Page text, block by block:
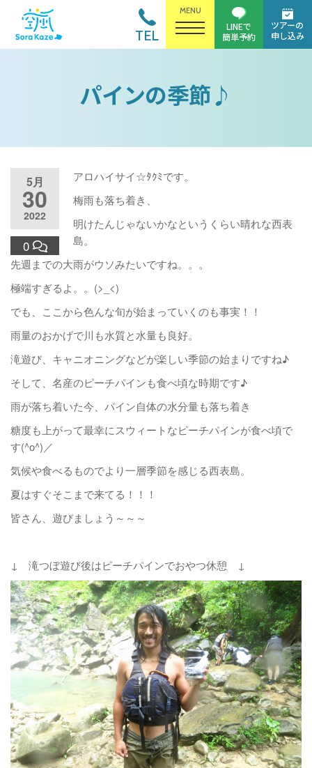
MENU
TEL
ツアーの
申し込み
LINEで
簡単予約
パインの季節♪
5月
30
2022
0
アロハイサイ☆ﾀｸﾐです。
梅雨も落ち着き、
明けたんじゃないかなというくらい晴れな西表
島。
先週までの大雨がウソみたいですね。。。
極端すぎるよ。。(>_<)
でも、ここから色んな旬が始まっていくのも事実！！
雨量のおかげで川も水質と水量も良好。
滝遊び、キャニオニングなどが楽しい季節の始まりですね♪
そして、名産のピーチパインも食べ頃な時期です♪
雨が落ち着いた今、パイン自体の水分量も落ち着き
糖度も上がって最幸にスウィートなピーチパインが食べ頃で
す(^o^)／
気候や食べるものでより一層季節を感じる西表島。
夏はすぐそこまで来てる！！！
皆さん、遊びましょう～～～
↓ 滝つぼ遊び後はピーチパインでおやつ休憩 ↓